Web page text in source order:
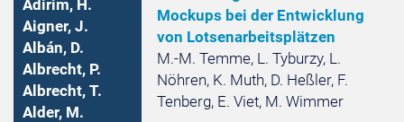
Adirim, H.
Aigner, J.
Albán, D.
Albrecht, P.
Albrecht, T.
Alder, M.
Mockups bei der Entwicklung
von Lotsenarbeitsplätzen
M.-M. Temme, L. Tyburzy, L.
Nöhren, K. Muth, D. Heßler, F.
Tenberg, E. Viet, M. Wimmer